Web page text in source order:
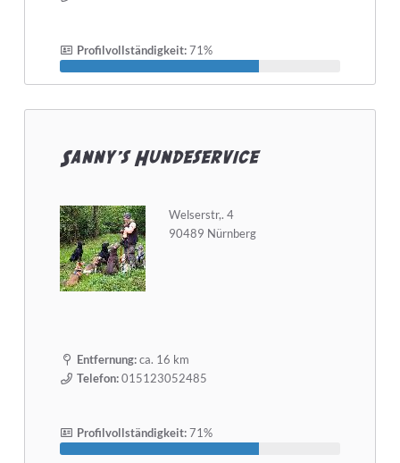
Profilvollständigkeit:71%
Sanny's Hundeservice
Welserstr,. 4
90489 Nürnberg
Entfernung:ca. 16 km
Telefon:015123052485
Profilvollständigkeit:71%